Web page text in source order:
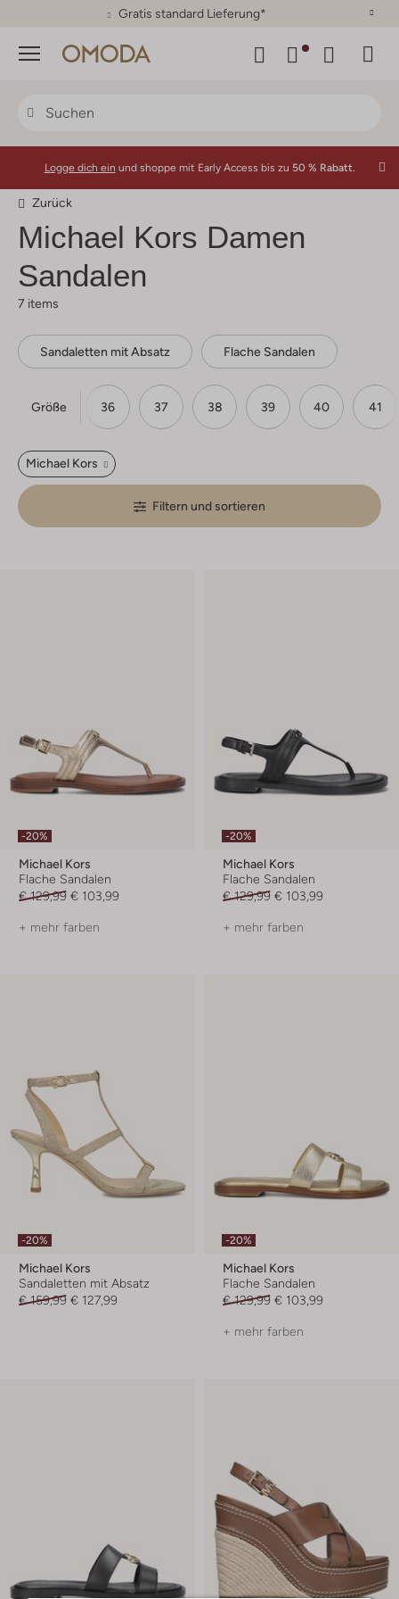
30 Tage Rückgaberecht
Menü
Logge dich ein und shoppe mit Early Access bis zu 50 % Rabatt.
Zurück
Michael Kors Damen
Sandalen
7 items
Sandaletten mit Absatz Flache Sandalen
Größe 36 37 38 39 40 41
Michael Kors
Filtern und sortieren
-20%
Michael Kors
Flache Sandalen
€ 129,99 € 103,99
+ mehr farben
-20%
Michael Kors
Flache Sandalen
€ 129,99 € 103,99
+ mehr farben
-20%
Michael Kors
Sandaletten mit Absatz
€ 159,99 € 127,99
-20%
Michael Kors
Flache Sandalen
€ 129,99 € 103,99
+ mehr farben